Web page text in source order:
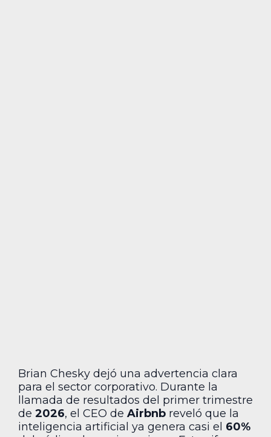
Brian Chesky dejó una advertencia clara
para el sector corporativo. Durante la
llamada de resultados del primer trimestre
de 2026, el CEO de Airbnb reveló que la
inteligencia artificial ya genera casi el 60%